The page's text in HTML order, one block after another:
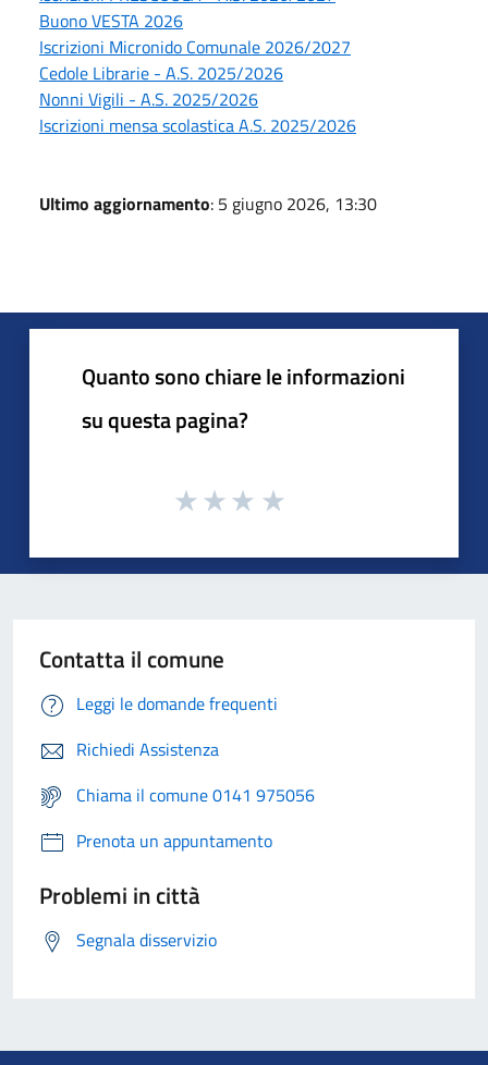
Buono VESTA 2026
Iscrizioni Micronido Comunale 2026/2027
Cedole Librarie - A.S. 2025/2026
Nonni Vigili - A.S. 2025/2026
Iscrizioni mensa scolastica A.S. 2025/2026
Ultimo aggiornamento: 5 giugno 2026, 13:30
Quanto sono chiare le informazioni
su questa pagina?
Contatta il comune
Leggi le domande frequenti
Richiedi Assistenza
Chiama il comune 0141 975056
Prenota un appuntamento
Problemi in città
Segnala disservizio